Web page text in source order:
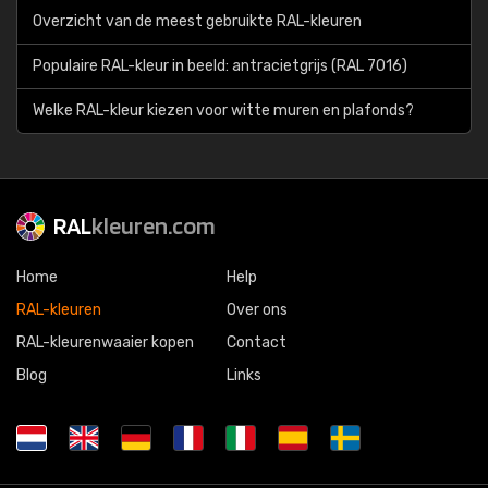
Overzicht van de meest gebruikte RAL-kleuren
Populaire RAL-kleur in beeld: antracietgrijs (RAL 7016)
Welke RAL-kleur kiezen voor witte muren en plafonds?
RALkleuren.com
Home
RAL-kleuren
RAL-kleurenwaaier kopen
Blog
Help
Over ons
Contact
Links